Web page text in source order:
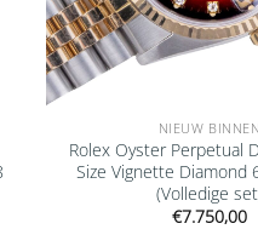
NIEUW BINNEN
Rolex Oyster Perpetual
Size Vignette Diamond
(Volledige
€7.750,00